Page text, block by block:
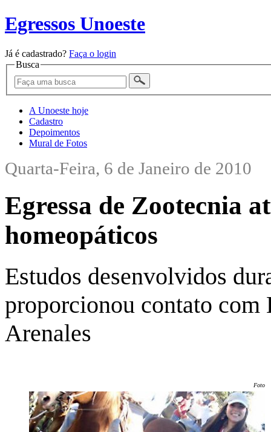
Egressos Unoeste
Já é cadastrado? Faça o login
Busca
A Unoeste hoje
Cadastro
Depoimentos
Mural de Fotos
Quarta-Feira, 6 de Janeiro de 2010
Egressa de Zootecnia
homeopáticos
Estudos desenvolvidos
proporcionou contato com
Arenales
Foto: